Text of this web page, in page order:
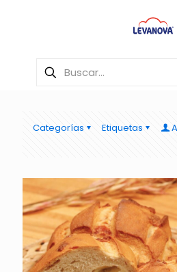
Categorías Etiquetas